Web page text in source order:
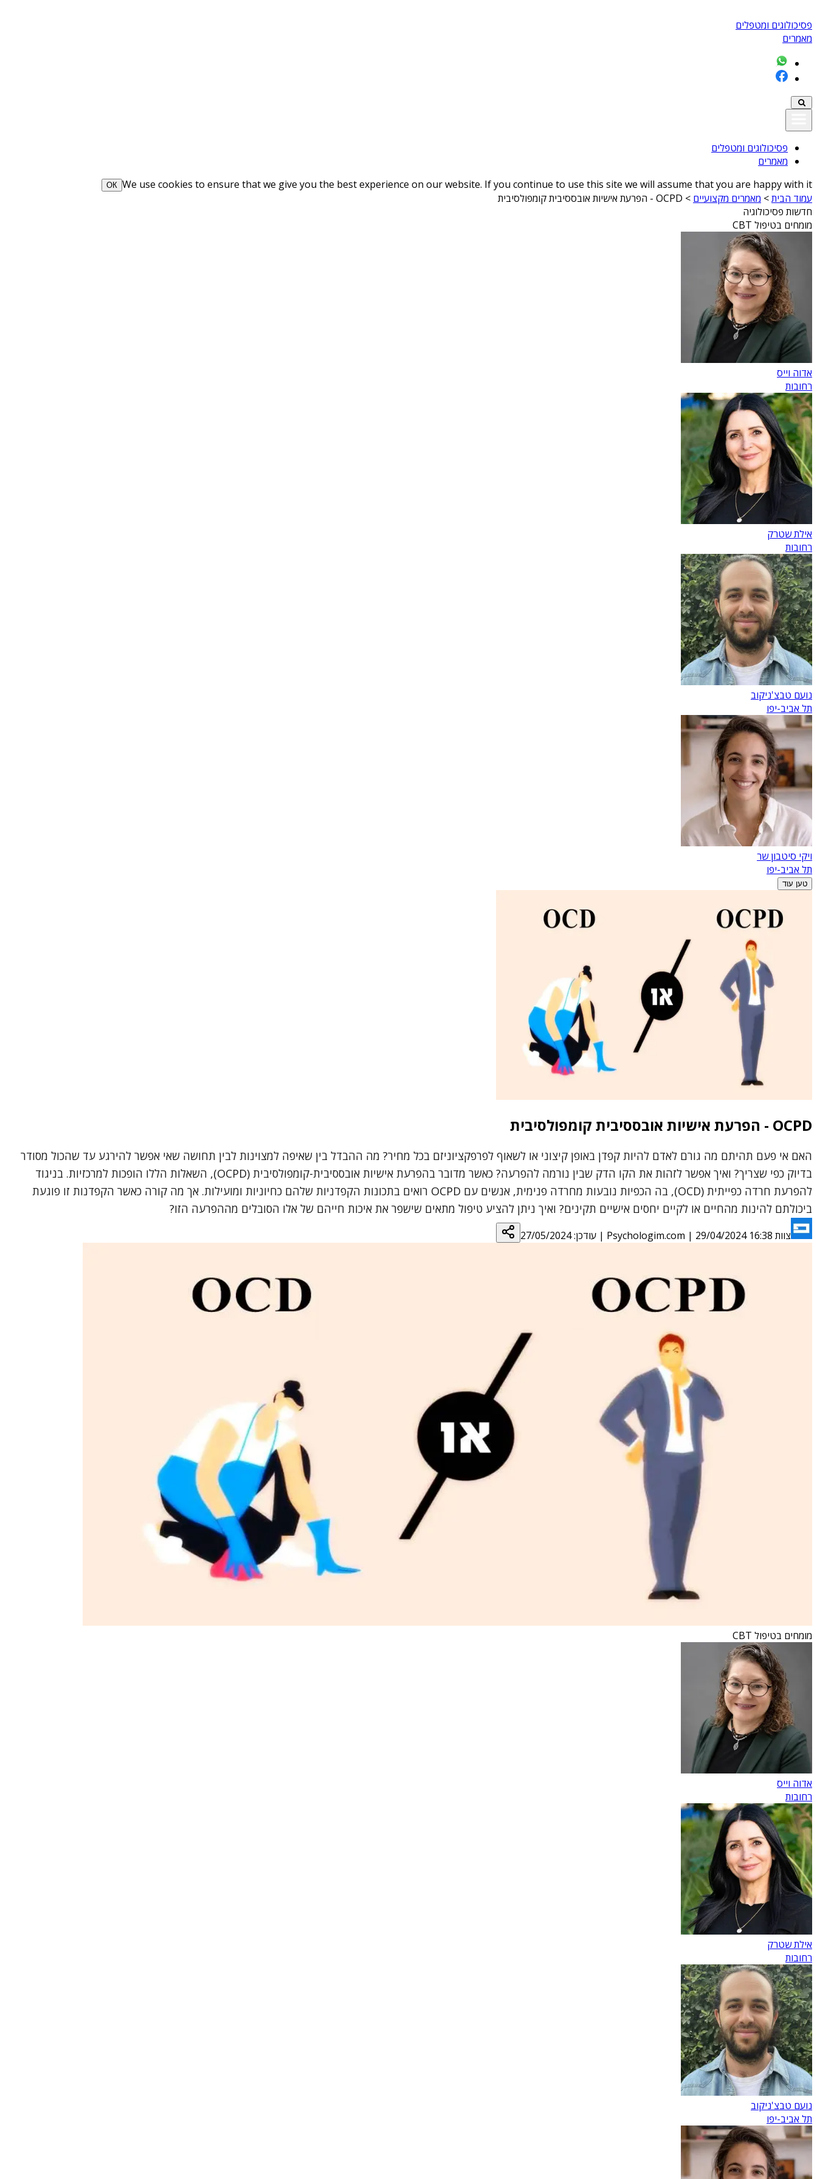
פסיכולוגים ומטפלים
מאמרים
פסיכולוגים ומטפלים
מאמרים
We use cookies to ensure that we give you the best experience on our website. If you continue to use this site we will assume that you are happy with it
ОК
עמוד הבית> מאמרים מקצועיים > OCPD - הפרעת אישיות אובססיבית קומפולסיבית
חדשות פסיכולוגיה
מומחים בטיפול CBT
אדוה וייס
רחובות
אילת שטרק
רחובות
נועם טבצ'ניקוב
תל אביב-יפו
ויקי סיטבון שר
תל אביב-יפו
טען עוד
OCPD - הפרעת אישיות אובססיבית קומפולסיבית
האם אי פעם תהיתם מה גורם לאדם להיות קפדן באופן קיצוני או לשאוף לפרפקציוניזם בכל מחיר? מה ההבדל בין שאיפה למצוינות לבין תחושה שאי אפשר להירגע עד שהכול מסודר
בדיוק כפי שצריך? ואיך אפשר לזהות את הקו הדק שבין נורמה להפרעה? כאשר מדובר בהפרעת אישיות אובססיבית-קומפולסיבית (OCPD), השאלות הללו הופכות למרכזיות. בניגוד
להפרעת חרדה כפייתית (OCD), בה הכפיות נובעות מחרדה פנימית, אנשים עם OCPD רואים בתכונות הקפדניות שלהם כחיוניות ומועילות. אך מה קורה כאשר הקפדנות זו פוגעת
ביכולתם להינות מהחיים או לקיים יחסים אישיים תקינים? ואיך ניתן להציע טיפול מתאים שישפר את איכות חייהם של אלו הסובלים מההפרעה הזו?
צוות Psychologim.com | 29/04/2024 16:38 | עודכן:27/05/2024
מומחים בטיפול CBT
אדוה וייס
רחובות
אילת שטרק
רחובות
נועם טבצ'ניקוב
תל אביב-יפו